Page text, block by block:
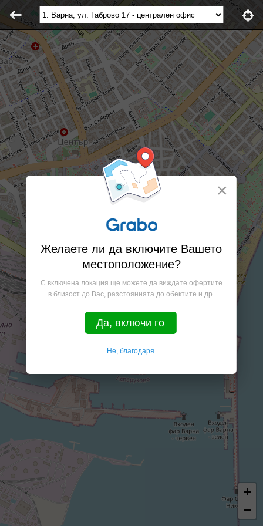
+
−
×
Желаете ли да включите Вашето
местоположение?
С включена локация ще можете да виждате офертите
в близост до Вас, разстоянията до обектите и др.
Да, включи го
Не, благодаря